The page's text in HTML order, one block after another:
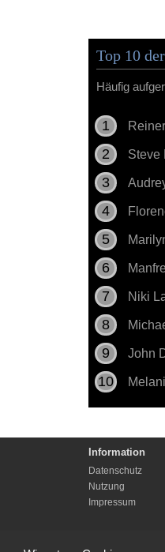
Top 10
Häufig
Steve
Niki
John
Information
Datenschutz
Nutzung
Impressum